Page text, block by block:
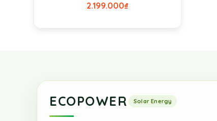
₫
2.199.000
ECOPOWER